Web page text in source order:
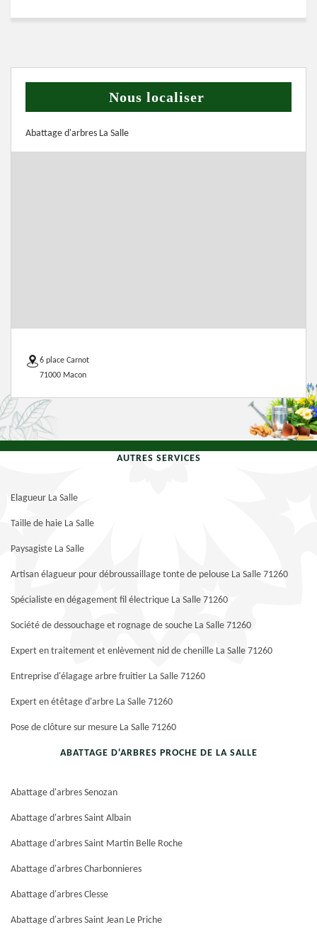
Nous localiser
Abattage d'arbres La Salle
6 place Carnot
71000 Macon
AUTRES SERVICES
Elagueur La Salle
Taille de haie La Salle
Paysagiste La Salle
Artisan élagueur pour débroussaillage tonte de pelouse La Salle 71260
Spécialiste en dégagement fil électrique La Salle 71260
Société de dessouchage et rognage de souche La Salle 71260
Expert en traitement et enlèvement nid de chenille La Salle 71260
Entreprise d'élagage arbre fruitier La Salle 71260
Expert en étêtage d'arbre La Salle 71260
Pose de clôture sur mesure La Salle 71260
ABATTAGE D'ARBRES PROCHE DE LA SALLE
Abattage d'arbres Senozan
Abattage d'arbres Saint Albain
Abattage d'arbres Saint Martin Belle Roche
Abattage d'arbres Charbonnieres
Abattage d'arbres Clesse
Abattage d'arbres Saint Jean Le Priche